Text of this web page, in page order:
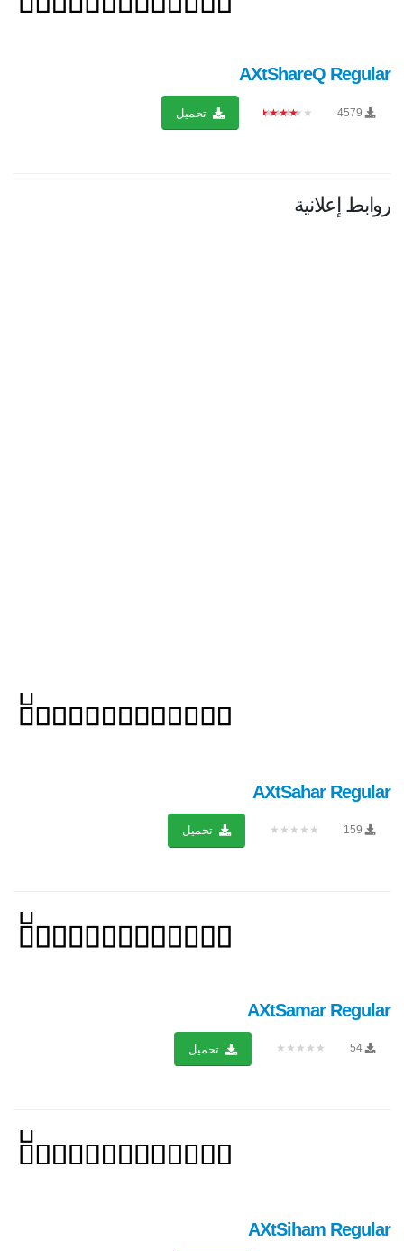
AXtShareQ Regular
4579
★★★★★ تحميل
روابط إعلانية
AXtSahar Regular
159
★★★★★ تحميل
AXtSamar Regular
54
★★★★★ تحميل
AXtSiham Regular